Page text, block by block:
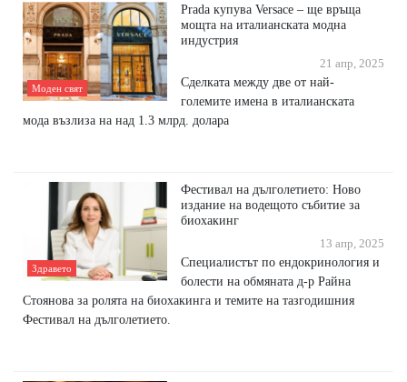
Моден свят
Prada купува Versace – ще връща
мощта на италианската модна
индустрия
21 апр, 2025
Сделката между две от най-
големите имена в италианската
мода възлиза на над 1.3 млрд. долара
Здравето
Фестивал на дълголетието: Ново
издание на водещото събитие за
биохакинг
13 апр, 2025
Специалистът по ендокринология и
болести на обмяната д-р Райна
Стоянова за ролята на биохакинга и темите на тазгодишния
Фестивал на дълголетието.